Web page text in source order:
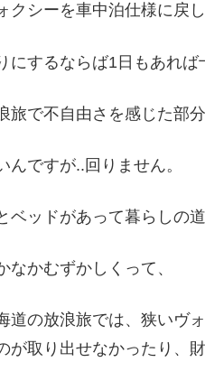
クシーを車中泊仕様に戻し
にするならば1日もあれば
旅で不自由さを感じた部
んですが..回りません。
ベッドがあって暮らしの
なかむずかしくって、
道の放浪旅では、狭いヴ
が取り出せなかったり、